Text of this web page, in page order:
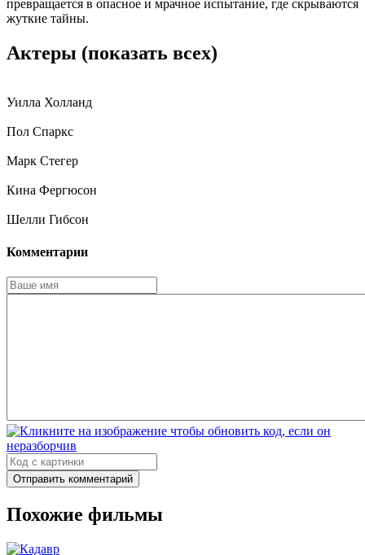
превращается в опасное и мрачное испытание, где скрываются
жуткие тайны.
Актеры (показать всех)
Уилла Холланд
Пол Спаркс
Марк Стегер
Кина Фергюсон
Шелли Гибсон
Комментарии
Отправить комментарий
Похожие фильмы